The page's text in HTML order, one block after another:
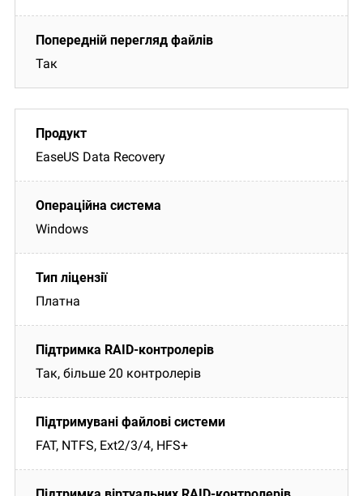
Так
EaseUS Data Recovery
Windows
Платна
Так, більше 20 контролерів
FAT, NTFS, Ext2/3/4, HFS+